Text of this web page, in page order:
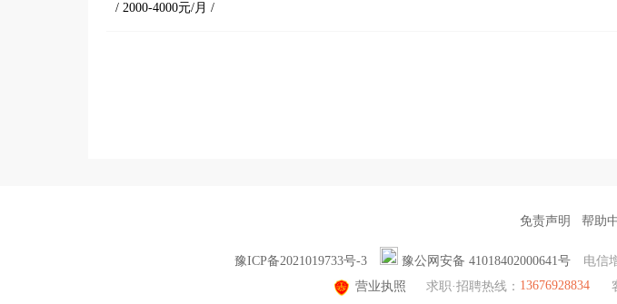
/ 2000-4000元/月 /
免责声明 帮助
豫ICP备2021019733号-3 豫公网安备 41018402000641号 电信
营业执照
求职·招聘热线： 13676928834